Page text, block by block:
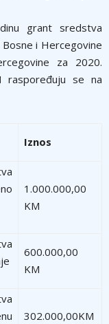
grant sredstva
i Hercegovine
za 2020.
raspoređuju se na
Iznos
1.000.000,00
KM
600.000,00
KM
302.000,00KM